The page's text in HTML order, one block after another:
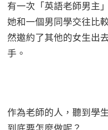
有一次「英語老師男主
她和一個男同學交往比
然邀約了其他的女生出
手。
作為老師的人，聽到學